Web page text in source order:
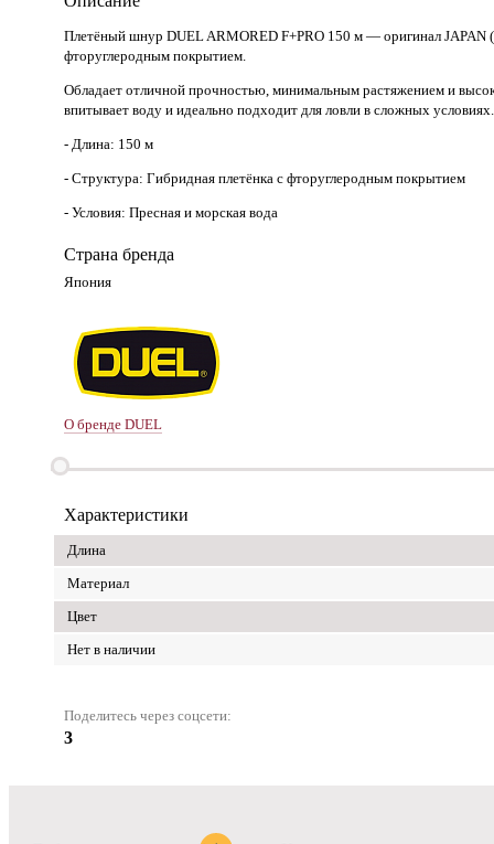
Плетёный шнур DUEL ARMORED F+PRO 150 м — оригинал JAPAN
фторуглеродным покрытием.
Обладает отличной прочностью, минимальным растяжением и
впитывает воду и идеально подходит для ловли в сложных условиях.
- Длина: 150 м
- Структура: Гибридная плетёнка с фторуглеродным покрытием
- Условия: Пресная и морская вода
Страна бренда
Япония
О бренде DUEL
Характеристики
Длина
Материал
Цвет
Нет в наличии
Поделитесь через соцсети:
3